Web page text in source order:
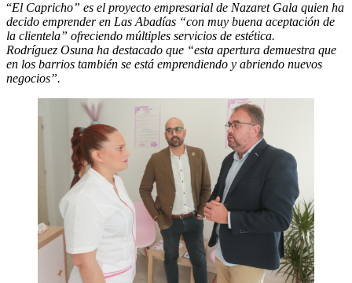
“El Capricho” es el proyecto empresarial de Nazaret Gala quien ha
decido emprender en Las Abadías “con muy buena aceptación de
la clientela” ofreciendo múltiples servicios de estética.
Rodríguez Osuna ha destacado que “esta apertura demuestra que
en los barrios también se está emprendiendo y abriendo nuevos
negocios”.